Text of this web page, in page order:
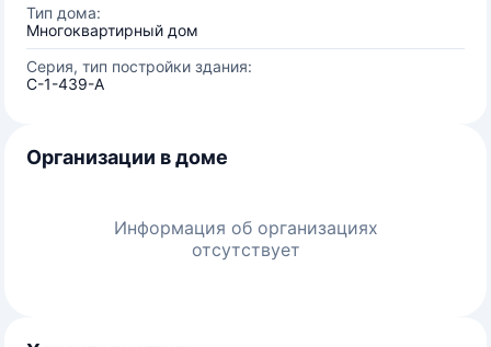
Тип дома:
Многоквартирный дом
Серия, тип постройки здания:
С-1-439-А
Организации в доме
Информация об организациях
отсутствует